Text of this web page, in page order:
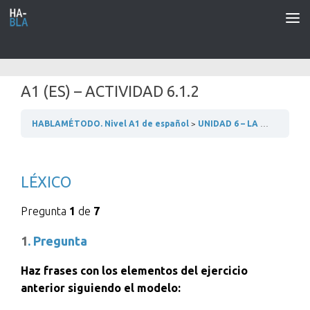
Saltar al contenido
A1 (ES) – ACTIVIDAD 6.1.2
HABLAMÉTODO. Nivel A1 de español UNIDAD 6 – LA CASA
LÉXICO
Pregunta 1 de 7
1. Pregunta
Haz frases con los elementos del ejercicio
anterior siguiendo el modelo: